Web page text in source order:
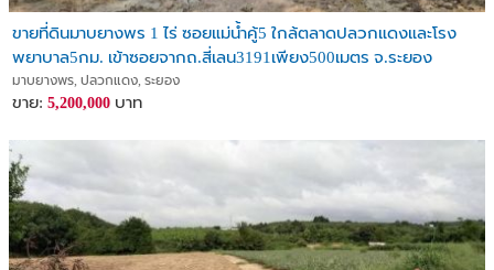
ขายที่ดินมาบยางพร 1 ไร่ ซอยแม่น้ำคู้5 ใกล้ตลาดปลวกแดงและโรง
พยาบาล5กม. เข้าซอยจากถ.สี่เลน3191เพียง500เมตร จ.ระยอง
มาบยางพร, ปลวกแดง, ระยอง
ขาย: 5,200,000 บาท